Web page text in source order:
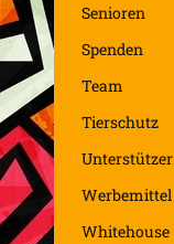
Senioren
Spenden
Team
Tierschutz
Unterstützer
Werbemittel
Whitehouse